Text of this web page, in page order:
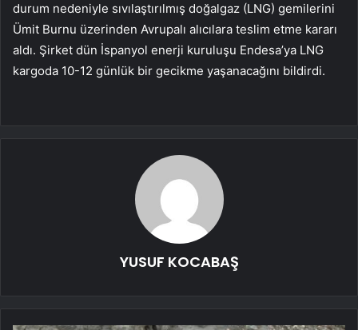
durum nedeniyle sıvılaştırılmış doğalgaz (LNG) gemilerini
Ümit Burnu üzerinden Avrupalı ​​alıcılara teslim etme kararı
aldı. Şirket dün İspanyol enerji kuruluşu Endesa’ya LNG
kargoda 10-12 günlük bir gecikme yaşanacağını bildirdi.
YUSUF KOCABAŞ